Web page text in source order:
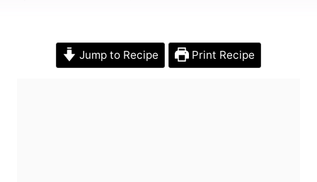
Jump to Recipe Print Recipe